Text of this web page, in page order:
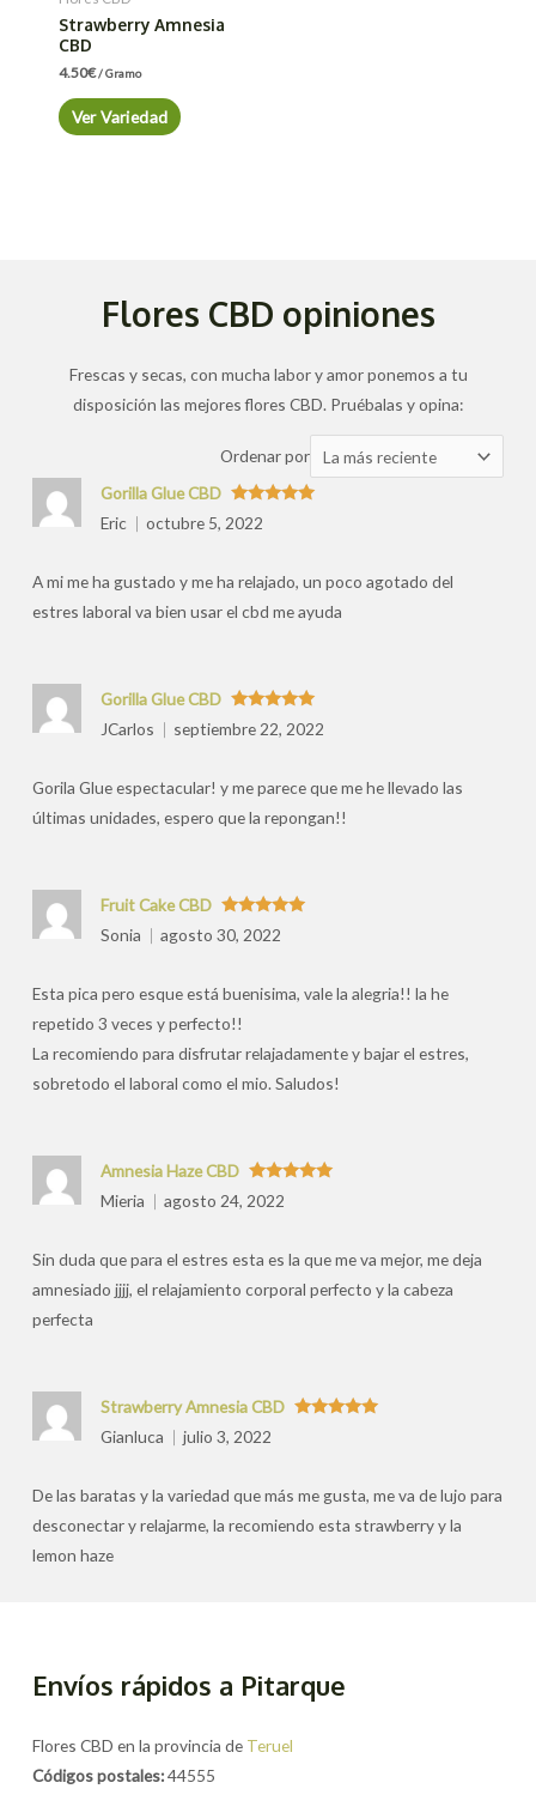
Strawberry Amnesia
CBD
4.50€/ Gramo
Ver Variedad
Flores CBD opiniones
Frescas y secas, con mucha labor y amor ponemos a tu
disposición las mejores flores CBD. Pruébalas y opina:
Ordenar por Ordenar
las
Valorado
con
Gorilla Glue CBD
Eric
octubre 5, 2022
A mi me ha gustado y me ha relajado, un poco agotado del
estres laboral va bien usar el cbd me ayuda
Valorado
con5de 5
Gorilla Glue CBD
JCarlos
septiembre 22, 2022
Gorila Glue espectacular! y me parece que me he llevado las
últimas unidades, espero que la repongan!!
Valorado
con5de 5
Fruit Cake CBD
Sonia
agosto 30, 2022
Esta pica pero esque está buenisima, vale la alegria!! la he
repetido 3 veces y perfecto!!
La recomiendo para disfrutar relajadamente y bajar el estres,
sobretodo el laboral como el mio. Saludos!
Valorado
con5
Amnesia Haze CBD
Mieria
agosto 24, 2022
Sin duda que para el estres esta es la que me va mejor, me deja
amnesiado jjjj, el relajamiento corporal perfecto y la cabeza
perfecta
Strawberry Amnesia CBD
Gianluca
julio 3, 2022
De las baratas y la variedad que más me gusta, me va de lujo para
desconectar y relajarme, la recomiendo esta strawberry y la
lemon haze
Envíos rápidos a Pitarque
Flores CBD en la provincia de Teruel
Códigos postales:44555